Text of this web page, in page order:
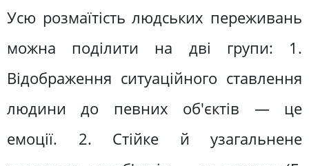
Усю розмаїтість людських переживань
можна поділити на дві групи: 1.
Відображення ситуаційного ставлення
людини до певних об'єктів — це
емоції. 2. Стійке й узагальнене